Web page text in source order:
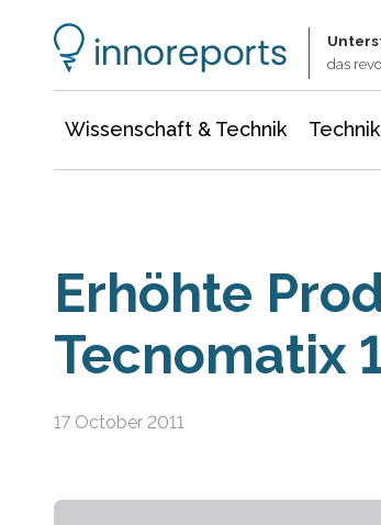
das
Wissenschaft & Technik Technik
Erhöhte
Tecnomatix
17 October 2011